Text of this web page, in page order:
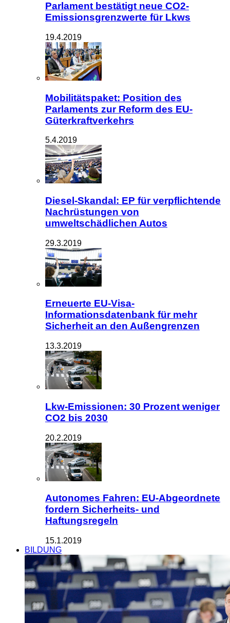
Parlament bestätigt neue CO2-
Emissionsgrenzwerte für Lkws
19.4.2019
Mobilitätspaket: Position des
Parlaments zur Reform des EU-
Güterkraftverkehrs
5.4.2019
Diesel-Skandal: EP für verpflichtende
Nachrüstungen von
umweltschädlichen Autos
29.3.2019
Erneuerte EU-Visa-
Informationsdatenbank für mehr
Sicherheit an den Außengrenzen
13.3.2019
Lkw-Emissionen: 30 Prozent weniger
CO2 bis 2030
20.2.2019
Autonomes Fahren: EU-Abgeordnete
fordern Sicherheits- und
Haftungsregeln
15.1.2019
BILDUNG